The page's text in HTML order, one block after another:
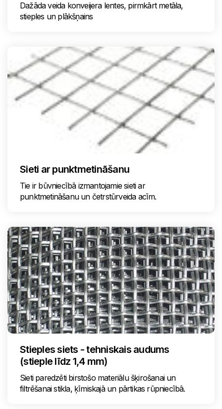
Dažāda veida konveijera lentes, pirmkārt metāla,
stieples un plākšņains
Sieti ar punktmetināšanu
Tie ir būvniecībā izmantojamie sieti ar
punktmetināšanu un četrstūrveida acīm.
Stieples siets - tehniskais audums
(stieple līdz 1,4 mm)
Sieti paredzēti birstošo materiālu šķirošanai un
filtrēšanai stikla, ķīmiskajā un pārtikas rūpniecībā.